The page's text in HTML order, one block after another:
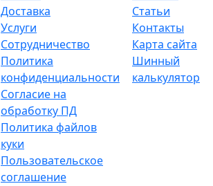
Доставка
Услуги
Сотрудничество
Политика
конфиденциальности
Согласие на
обработку ПД
Политика файлов
куки
Пользовательское
соглашение
Статьи
Контакты
Карта сайта
Шинный
калькулятор